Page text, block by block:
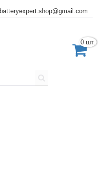
batteryexpert.shop@gmail.com
0 шт.